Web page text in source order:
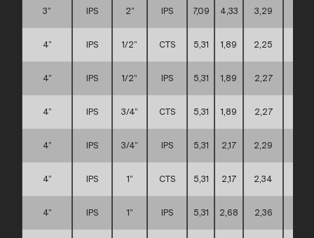
3” IPS 2” IPS 7,09 4,33 3,29
4” IPS 1/2” CTS 5,31 1,89 2,25
4” IPS 1/2” IPS 5,31 1,89 2,27
4” IPS 3/4” CTS 5,31 1,89 2,27
4” IPS 3/4” IPS 5,31 2,17 2,29
4” IPS 1” CTS 5,31 2,17 2,34
4” IPS 1” IPS 5,31 2,68 2,36